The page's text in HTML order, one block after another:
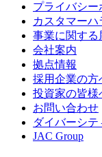
プライバシー
カスタマー
事業に関する
会社案内
拠点情報
採用企業の方
投資家の皆様
お問い合わせ
ダイバーシ
JAC Group